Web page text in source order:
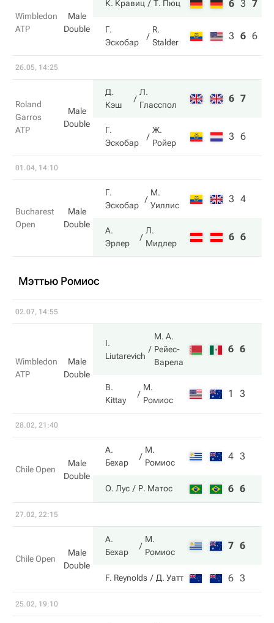
Wimbledon
ATP
Male
Double
К. Кравиц Т. Пюц 6 3 7
Г.
Эскобар
R.
Stalder
3 6 6
26.05, 14:25
Roland
Garros
ATP
Male
Double
Д.
Кэш
Л.
Гласспол
6 7
Г.
Эскобар
Ж.
Ройер
3 6
01.04, 14:10
Bucharest
Open
Male
Double
Г.
Эскобар
М.
Уиллис
3 4
А.
Эрлер
Л.
Мидлер
6 6
Мэттью Ромиос
02.07, 14:55
Wimbledon
ATP
Male
Double
I.
Liutarevich
М. А.
Рейес-
Варела
6 6
B.
Kittay
М.
Ромиос
1 3
28.02, 21:40
Chile Open
Male
Double
А.
Бехар
М.
Ромиос
4 3
О. Лус Р. Матос 6 6
27.02, 22:15
Chile Open
Male
Double
А.
Бехар
М.
Ромиос
7 6
F. Reynolds Д. Уатт 6 3
25.02, 19:10